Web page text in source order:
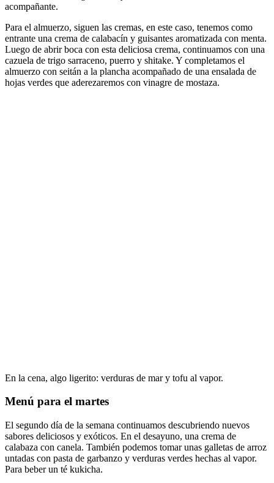
acompañante.
Para el almuerzo, siguen las cremas, en este caso, tenemos como
entrante una crema de calabacín y guisantes aromatizada con menta.
Luego de abrir boca con esta deliciosa crema, continuamos con una
cazuela de trigo sarraceno, puerro y shitake. Y completamos el
almuerzo con seitán a la plancha acompañado de una ensalada de
hojas verdes que aderezaremos con vinagre de mostaza.
En la cena, algo ligerito: verduras de mar y tofu al vapor.
Menú para el martes
El segundo día de la semana continuamos descubriendo nuevos
sabores deliciosos y exóticos. En el desayuno, una crema de
calabaza con canela. También podemos tomar unas galletas de arroz
untadas con pasta de garbanzo y verduras verdes hechas al vapor.
Para beber un té kukicha.